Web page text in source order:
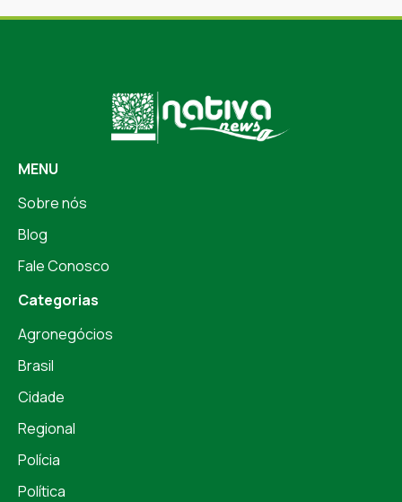
MENU
Sobre nós
Blog
Fale Conosco
Categorias
Agronegócios
Brasil
Cidade
Regional
Polícia
Política